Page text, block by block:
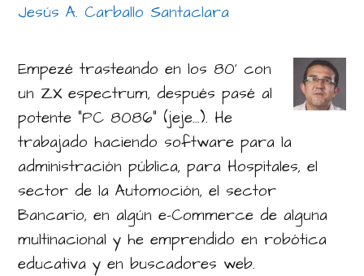
Jesús A. Carballo Santaclara
Empezé trasteando en los 80' con
un ZX espectrum, después pasé al
potente "PC 8086" (jeje...). He
trabajado haciendo software para la
administración pública, para Hospitales, el
sector de la Automoción, el sector
Bancario, en algún e-Commerce de alguna
multinacional y he emprendido en robótica
educativa y en buscadores web.